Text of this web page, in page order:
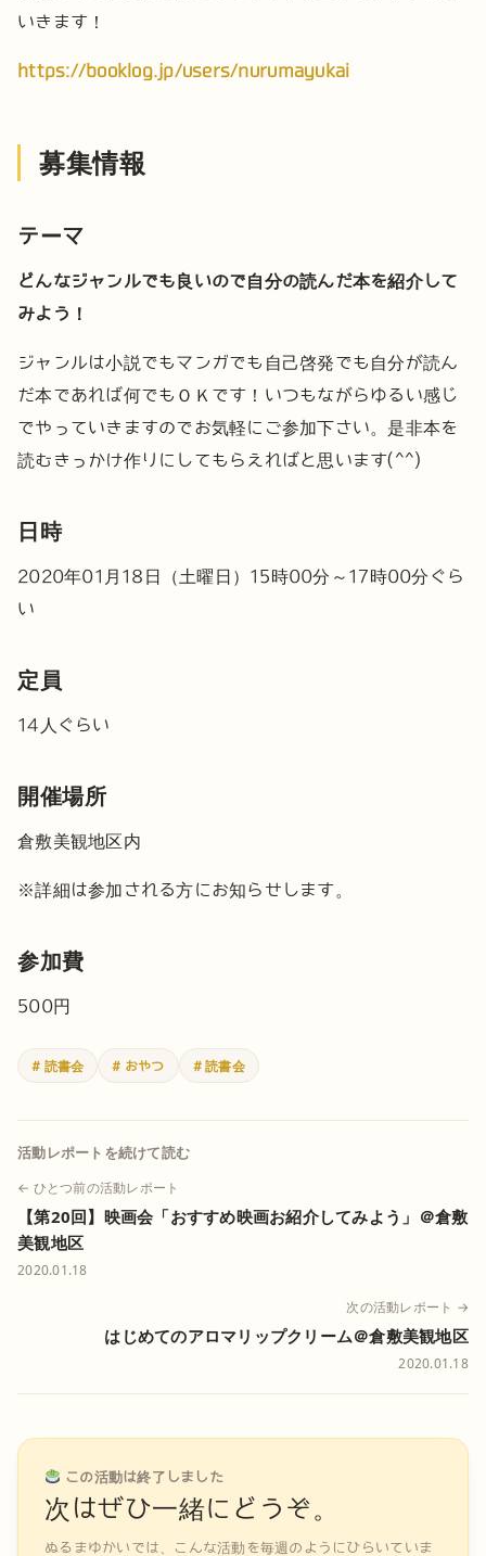
いきます！
https://booklog.jp/users/nurumayukai
募集情報
テーマ
どんなジャンルでも良いので自分の読んだ本を紹介して
みよう！
ジャンルは小説でもマンガでも自己啓発でも自分が読ん
だ本であれば何でもＯＫです！ いつもながらゆるい感じ
でやっていきますのでお気軽にご参加下さい。 是非本を
読むきっかけ作りにしてもらえればと思います(^^)
日時
2020年01月18日（土曜日）15時00分～17時00分ぐら
い
定員
14人ぐらい
開催場所
倉敷美観地区内
※詳細は参加される方にお知らせします。
参加費
500円
# 読書会 # おやつ # 読書会
活動レポートを続けて読む
← ひとつ前の活動レポート
【第20回】映画会「おすすめ映画お紹介してみよう」＠倉敷
美観地区
2020.01.18
次の活動レポート →
はじめてのアロマリップクリーム＠倉敷美観地区
2020.01.18
この活動は終了しました
次はぜひ一緒にどうぞ。
ぬるまゆかいでは、こんな活動を毎週のようにひらいていま